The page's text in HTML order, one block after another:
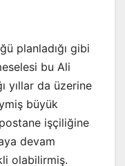
planladığı gibi
bu Ali
yıllar da üzerine
büyük
işçiliğine
devam
olabilirmiş.